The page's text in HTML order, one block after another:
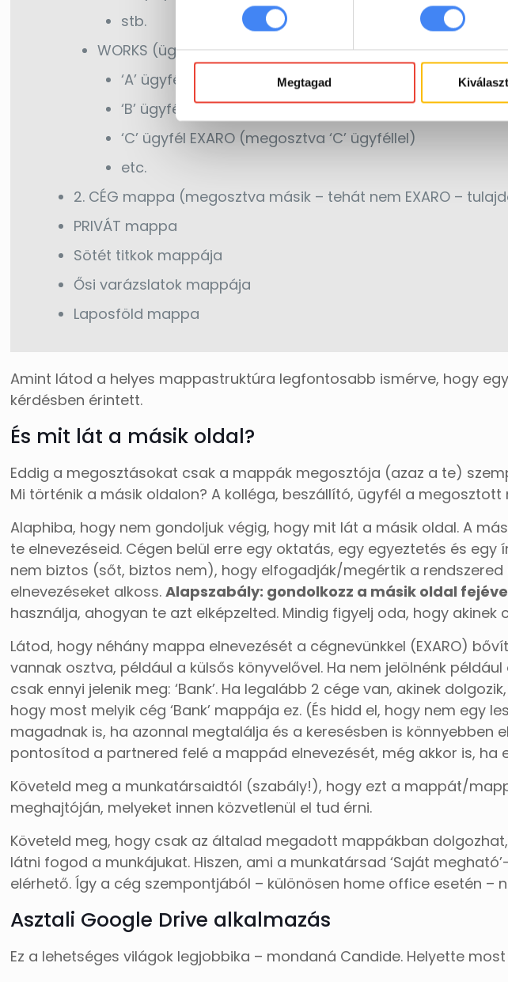
Megtagad
stb.
WORKS (ügyfél mappák – megosztva a felelős kollégával)
‘A’ ügyfél EXARO (megosztva ‘A’ ügyféllel)
‘B’ ügyfél EXARO (megosztva ‘B’ ügyféllel)
‘C’ ügyfél EXARO (megosztva ‘C’ ügyféllel)
etc.
2. CÉG mappa (megosztva másik – tehát nem EXARO –
PRIVÁT mappa
Sötét titkok mappája
Ősi varázslatok mappája
Laposföld mappa
Amint látod a helyes mappastruktúra legfontosabb ismérve, hogy
kérdésben érintett.
És mit lát a másik oldal?
Eddig a megosztásokat csak a mappák megosztója (azaz a te)
Mi történik a másik oldalon? A kolléga, beszállító, ügyfél a
Alaphiba, hogy nem gondoljuk végig, hogy mit lát a másik oldal. A
te elnevezéseid. Cégen belül erre egy oktatás, egy egyeztetés és
nem biztos (sőt, biztos nem), hogy elfogadják/megértik a
elnevezéseket alkoss.Alapszabály: gondolkozz a másik oldal
használja, ahogyan te azt elképzelted. Mindig figyelj oda, hogy
Látod, hogy néhány mappa elnevezését a cégnevünkkel (EXARO)
vannak osztva, például a külsős könyvelővel. Ha nem jelölnénk
csak ennyi jelenik meg: ‘Bank’. Ha legalább 2 cége van, akinek
hogy most melyik cég ‘Bank’ mappája ez. (És hidd el, hogy nem
magadnak is, ha azonnal megtalálja és a keresésben is
pontosítod a partnered felé a mappád elnevezését, még akkor is, ha
Követeld meg a munkatársaidtól (szabály!), hogy ezt a mappát/
meghajtóján, melyeket innen közvetlenül el tud érni.
Követeld meg, hogy csak az általad megadott mappákban
látni fogod a munkájukat. Hiszen, ami a munkatársad ‘Saját
elérhető. Így a cég szempontjából – különösen home office esetén –
Asztali Google Drive alkalmazás
Ez a lehetséges világok legjobbika – mondaná Candide. Helyette